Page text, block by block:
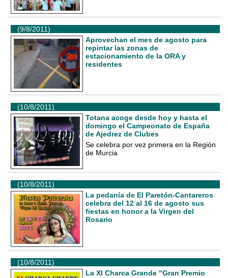
(9/8/2011)
Aprovechan el mes de agosto para
repintar las zonas de
estacionamiento de la ORA y
residentes
(10/8/2011)
Totana acoge desde hoy y hasta el
domingo el Campeonato de España
de Ajedrez de Clubes
Se celebra por vez primera en la Región
de Murcia
(10/8/2011)
La pedanía de El Paretón-Cantareros
celebra del 12 al 16 de agosto sus
fiestas en honor a la Virgen del
Rosario
(10/8/2011)
La XI Charca Grande "Gran Premio